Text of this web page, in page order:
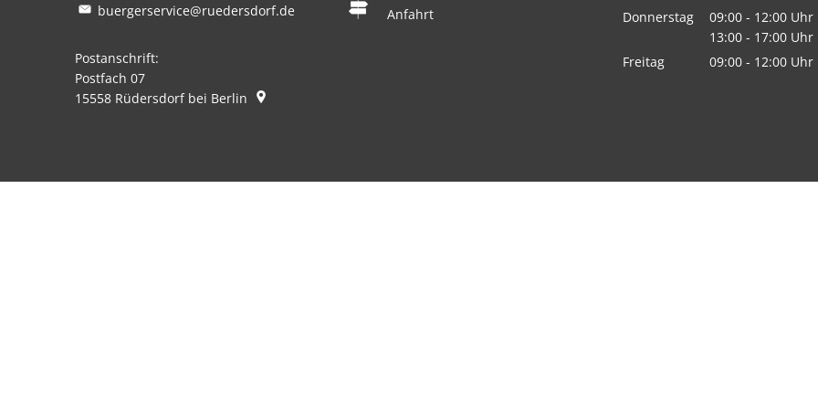
buergerservice@ruedersdorf.de
Postanschrift:
Postfach 07
15558 Rüdersdorf bei Berlin
Anfahrt
Von 09:00 bis
Donnerstag 09:00 - 12:00 Uhr
Von 09:00 bis
13:00 - 17:00 Uhr
Von 13:00 bis
Freitag 09:00 - 12:00 Uhr